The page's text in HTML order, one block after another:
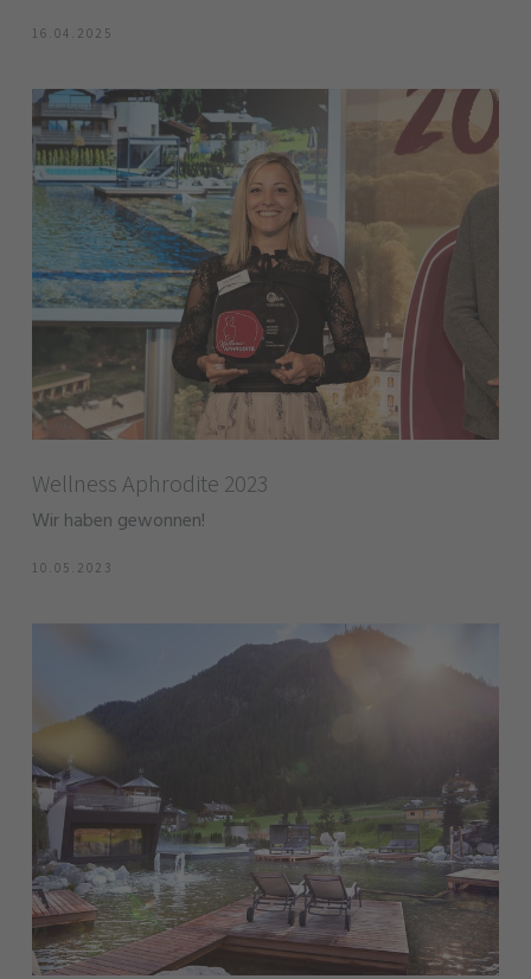
16.04.2025
Wellness Aphrodite 2023
Wir haben gewonnen!
10.05.2023